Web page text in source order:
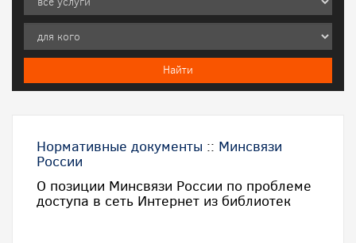
Нормативные документы :: Минсвязи
России
О позиции Минсвязи России по проблеме
доступа в сеть Интернет из библиотек